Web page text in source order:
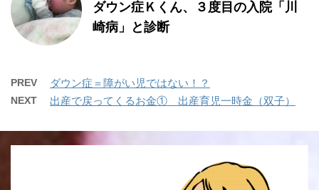
ダウン症Ｋくん、３度目の入院「川
崎病」と診断
PREV ダウン症＝障がい児ではない！？
NEXT 出産で戻ってくるお金① 出産育児一時金（双子）